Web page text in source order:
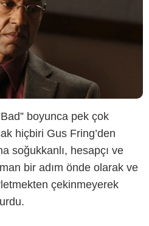
boyunca pek çok
hiçbiri Gus Fring’den
soğukkanlı, hesapçı ve
bir adım önde olarak ve
çekinmeyerek